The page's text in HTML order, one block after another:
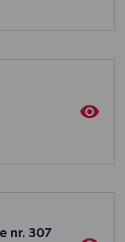
nr. 307